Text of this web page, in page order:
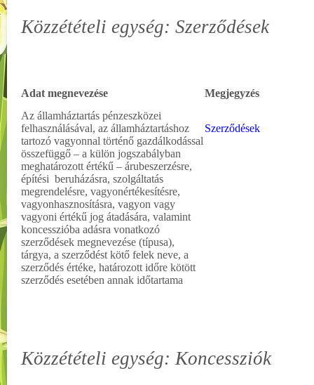
Közzétételi egység: Szerződések
Adat megnevezése
Megjegyzés
Az államháztartás pénzeszközei
felhasználásával, az államháztartáshoz
tartozó vagyonnal történő gazdálkodással
összefüggő – a külön jogszabályban
meghatározott értékű – árubeszerzésre,
építési beruházásra, szolgáltatás
megrendelésre, vagyonértékesítésre,
vagyonhasznosításra, vagyon vagy
vagyoni értékű jog átadására, valamint
koncesszióba adásra vonatkozó
szerződések megnevezése (típusa),
tárgya, a szerződést kötő felek neve, a
szerződés értéke, határozott időre kötött
szerződés esetében annak időtartama
Szerződések
Közzétételi egység: Koncessziók